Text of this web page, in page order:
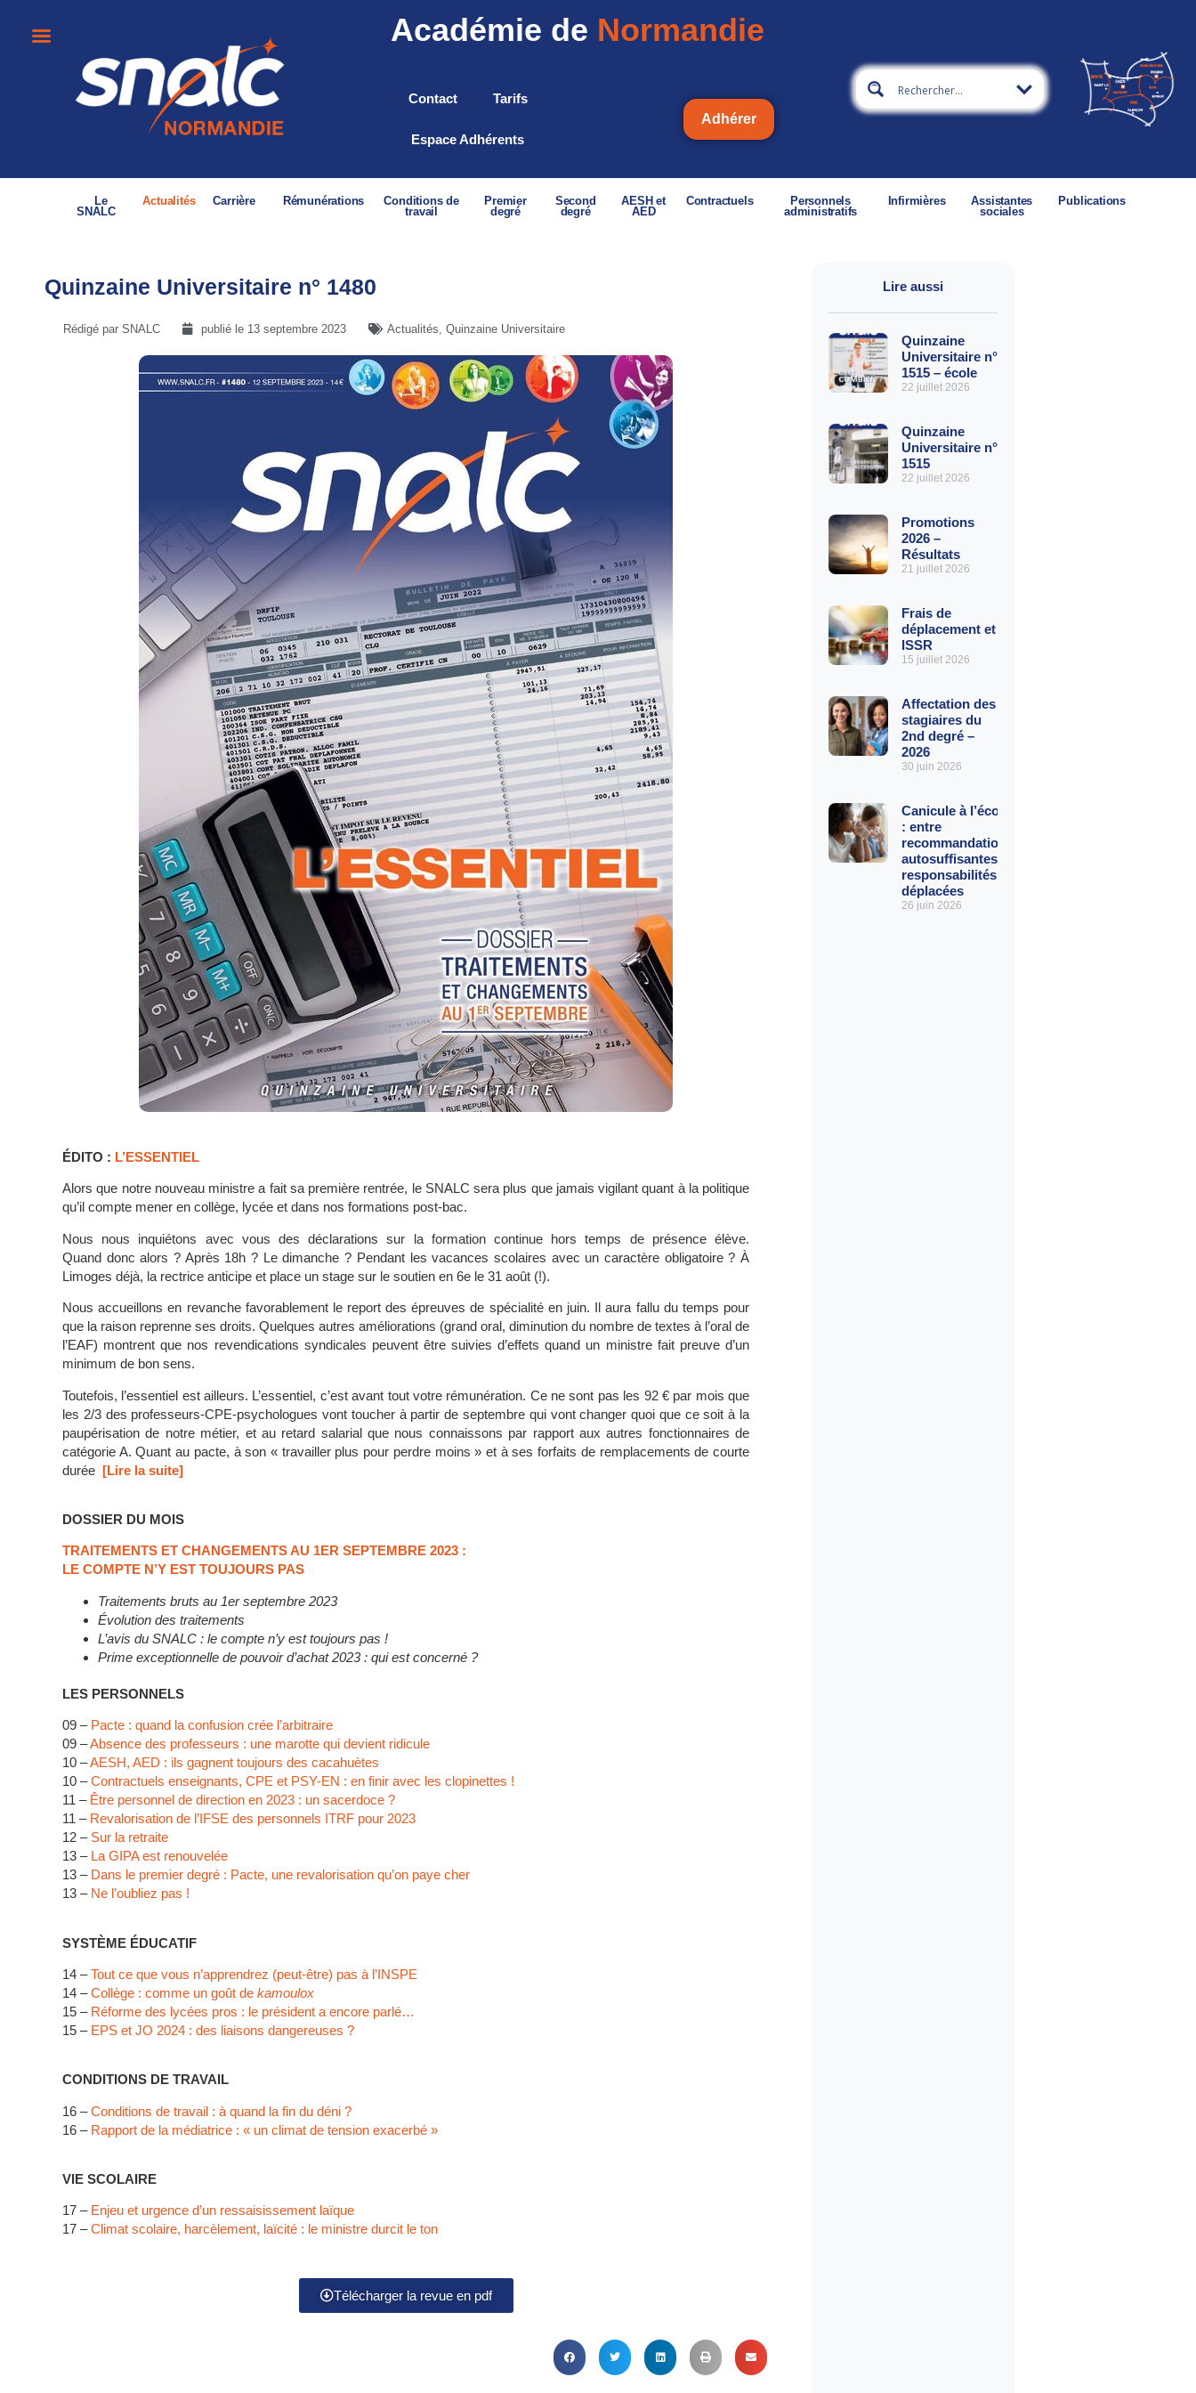
Académie de Normandie
Contact Tarifs
Espace Adhérents
Adhérer
Le
SNALC
Actualités Carrière Rémunérations
Conditions de
travail
Premier
degré
Second
degré
AESH et
AED
Contractuels
Personnels
administratifs
Infirmières
Assistantes
sociales
Publications
Quinzaine Universitaire n° 1480
Rédigé par SNALC publié le 13 septembre 2023 Actualités, Quinzaine Universitaire
ÉDITO : L’ESSENTIEL
Alors que notre nouveau ministre a fait sa première rentrée, le SNALC sera plus que jamais vigilant quant à la politique
qu’il compte mener en collège, lycée et dans nos formations post-bac.
Nous nous inquiétons avec vous des déclarations sur la formation continue hors temps de présence élève.
Quand donc alors ? Après 18h ? Le dimanche ? Pendant les vacances scolaires avec un caractère obligatoire ? À
Limoges déjà, la rectrice anticipe et place un stage sur le soutien en 6e le 31 août (!).
Nous accueillons en revanche favorablement le report des épreuves de spécialité en juin. Il aura fallu du temps pour
que la raison reprenne ses droits. Quelques autres améliorations (grand oral, diminution du nombre de textes à l’oral de
l’EAF) montrent que nos revendications syndicales peuvent être suivies d’effets quand un ministre fait preuve d’un
minimum de bon sens.
Toutefois, l’essentiel est ailleurs. L’essentiel, c’est avant tout votre rémunération. Ce ne sont pas les 92 € par mois que
les 2/3 des professeurs-CPE-psychologues vont toucher à partir de septembre qui vont changer quoi que ce soit à la
paupérisation de notre métier, et au retard salarial que nous connaissons par rapport aux autres fonctionnaires de
catégorie A. Quant au pacte, à son « travailler plus pour perdre moins » et à ses forfaits de remplacements de courte
durée [Lire la suite]
DOSSIER DU MOIS
TRAITEMENTS ET CHANGEMENTS AU 1ER SEPTEMBRE 2023 :
LE COMPTE N’Y EST TOUJOURS PAS
Traitements bruts au 1er septembre 2023
Évolution des traitements
L’avis du SNALC : le compte n’y est toujours pas !
Prime exceptionnelle de pouvoir d’achat 2023 : qui est concerné ?
LES PERSONNELS
09 – Pacte : quand la confusion crée l’arbitraire
09 –Absence des professeurs : une marotte qui devient ridicule
10 –AESH, AED : ils gagnent toujours des cacahuètes
10 –Contractuels enseignants, CPE et PSY-EN : en finir avec les clopinettes !
11 – Être personnel de direction en 2023 : un sacerdoce ?
11 – Revalorisation de l’IFSE des personnels ITRF pour 2023
12 – Sur la retraite
13 – La GIPA est renouvelée
13 – Dans le premier degré : Pacte, une revalorisation qu’on paye cher
13 – Ne l’oubliez pas !
SYSTÈME ÉDUCATIF
14 –Tout ce que vous n’apprendrez (peut-être) pas à l’INSPE
14 –Collège : comme un goût de kamoulox
15 – Réforme des lycées pros : le président a encore parlé…
15 – EPS et JO 2024 : des liaisons dangereuses ?
CONDITIONS DE TRAVAIL
16 –Conditions de travail : à quand la fin du déni ?
16 – Rapport de la médiatrice : « un climat de tension exacerbé »
VIE SCOLAIRE
17 – Enjeu et urgence d’un ressaisissement laïque
17 –Climat scolaire, harcèlement, laïcité : le ministre durcit le ton
Télécharger la revue en pdf
Lire aussi
Quinzaine
Universitaire n°
1515 – école
22 juillet 2026
Quinzaine
Universitaire n°
1515
22 juillet 2026
Promotions
2026 –
Résultats
21 juillet 2026
Frais de
déplacement et
ISSR
15 juillet 2026
Affectation des
stagiaires du
2nd degré –
2026
30 juin 2026
Canicule à l’école
: entre
recommandations
autosuffisantes et
responsabilités
déplacées
26 juin 2026